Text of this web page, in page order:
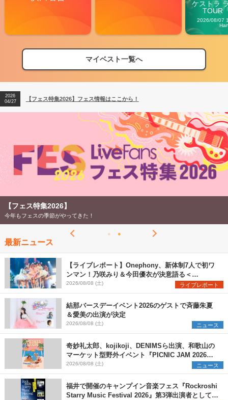
ケストラ
TOUR
2026/08/07
マイベスト一覧へ
【フェス特集2026】フェス情報はここから！
【ライブ動員ランキング】2026年上半期編発表！
2026
04/27
【フェス特集2026】フェス情報はここから！
2026
【ライブ動員ランキング】2026年上半期編発表！
【フェス特集2026】
今年もフェスの季節がやってきた！
最新ニュース
【ライブレポート】Onephony、新体制7人で初ワ
ンマン！乃咲みり＆今田優衣が決意語る＜
Onephony新体制1st Oneman Live はじまりの夏
＞
2026/08/08 (土) ライブレポート
結那バースデーイベント2026のゲストで斉藤朱夏
＆愛美の出演が決定
2026/08/08 (土) ニュース
奇妙礼太郎、kojikoji、DENIMSら出演、和歌山の
マーケット型野外イベント『PICNIC JAM 2026』
早割チケット発売開始
2026/08/08 (土) ニュース
福井で開催のキャンプイン音楽フェス『Rockroshi
Starry Music Festival 2026』第3弾出演者として